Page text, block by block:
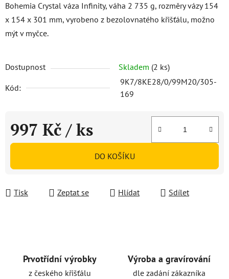
Bohemia Crystal váza Infinity, váha 2 735 g, rozměry vázy 154
x 154 x 301 mm, vyrobeno z bezolovnatého křišťálu, možno
mýt v myčce.
Dostupnost Skladem (2 ks)
Kód:
9K7/8KE28/0/99M20/305-
169
997 Kč / ks
Měrná cena:
DO KOŠÍKU
Tisk Zeptat se Hlídat Sdílet
Prvotřídní výrobky
z českého křišťálu
Výroba a gravírování
dle zadání zákazníka